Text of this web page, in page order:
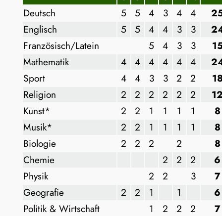
Deutsch
5 5 4 3 4 4
Englisch
5 5 4 4 3 3
Französisch/Latein
5 4 3 3
Mathematik
4 4 4 4 4 4
Sport
4 4 3 3 2 2
Religion
2 2 2 2 2 2
Kunst*
2 2 1 1 1 1
8
Musik*
2 2 1 1 1 1
8
Biologie
2 2 2 2
8
Chemie
2 2 2
6
Physik
2 2 3
7
Geografie
2 2 1 1
6
Politik & Wirtschaft
1 2 2 2
7